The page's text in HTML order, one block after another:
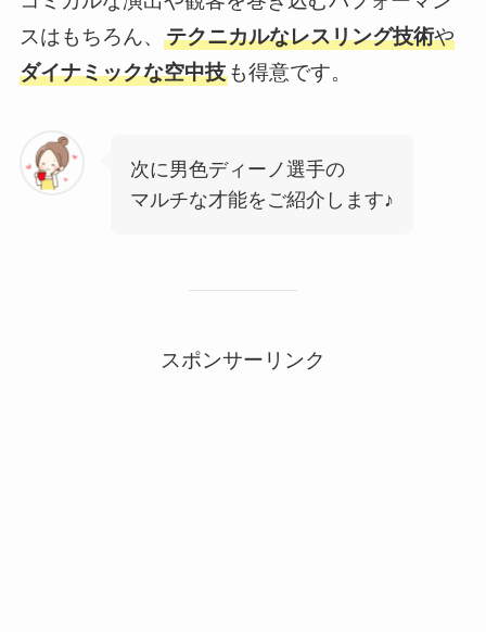
スはもちろん、 テクニカルなレスリング技術や
ダイナミックな空中技も得意です。
次に男色ディーノ選手の
マルチな才能をご紹介します♪
スポンサーリンク